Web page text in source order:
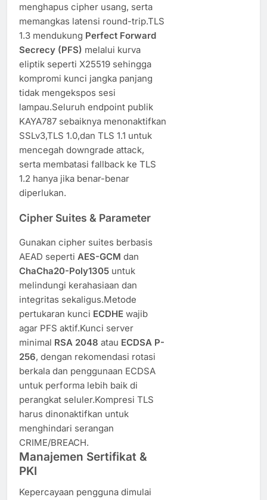
menghapus cipher usang, serta
memangkas latensi round-trip.TLS
1.3 mendukung Perfect Forward
Secrecy (PFS) melalui kurva
eliptik seperti X25519 sehingga
kompromi kunci jangka panjang
tidak mengekspos sesi
lampau.Seluruh endpoint publik
KAYA787 sebaiknya menonaktifkan
SSLv3,TLS 1.0,dan TLS 1.1 untuk
mencegah downgrade attack,
serta membatasi fallback ke TLS
1.2 hanya jika benar-benar
diperlukan.
Cipher Suites & Parameter
Gunakan cipher suites berbasis
AEAD seperti AES-GCM dan
ChaCha20-Poly1305 untuk
melindungi kerahasiaan dan
integritas sekaligus.Metode
pertukaran kunci ECDHE wajib
agar PFS aktif.Kunci server
minimal RSA 2048 atau ECDSA P-
256, dengan rekomendasi rotasi
berkala dan penggunaan ECDSA
untuk performa lebih baik di
perangkat seluler.Kompresi TLS
harus dinonaktifkan untuk
menghindari serangan
CRIME/BREACH.
Manajemen Sertifikat &
PKI
Kepercayaan pengguna dimulai